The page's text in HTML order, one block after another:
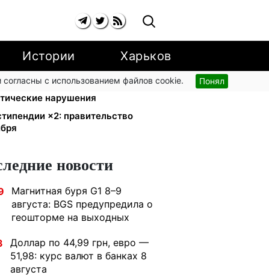
Истории Харьков
согласны с использованием файлов cookie. Понял
поручил СНБО лишать
нарушения
×2: правительство
новости
Магнитная буря G1 8–9
августа: BGS предупредила о
геошторме на выходных
Доллар по 44,99 грн, евро —
51,98: курс валют в банках 8
августа